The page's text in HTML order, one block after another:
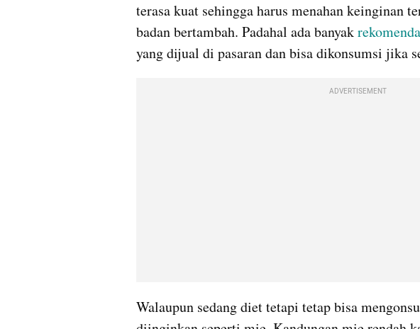
terasa kuat sehingga harus menahan keinginan
badan bertambah. Padahal ada banyak
yang dijual di pasaran dan bisa dikonsumsi jika
ADVERTISEMENT
Walaupun sedang diet tetapi tetap bisa